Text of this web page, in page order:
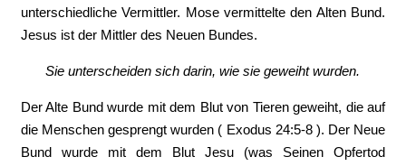
unterschiedliche Vermittler. Mose vermittelte den Alten Bund.
Jesus ist der Mittler des Neuen Bundes.
Sie unterscheiden sich darin, wie sie geweiht wurden.
Der Alte Bund wurde mit dem Blut von Tieren geweiht, die auf
die Menschen gesprengt wurden ( Exodus 24:5-8 ). Der Neue
Bund wurde mit dem Blut Jesu (was Seinen Opfertod